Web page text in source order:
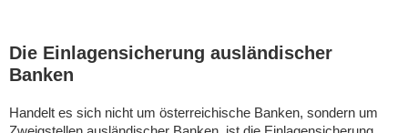
Die Einlagensicherung ausländischer
Banken
Handelt es sich nicht um österreichische Banken, sondern um